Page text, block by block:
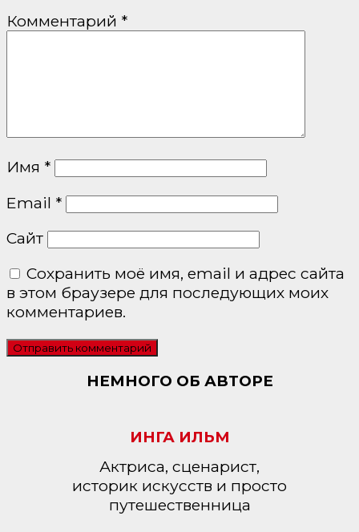
Комментарий *
Имя *
Email *
Сайт
Сохранить моё имя, email и адрес сайта
в этом браузере для последующих моих
комментариев.
НЕМНОГО ОБ АВТОРЕ
ИНГА ИЛЬМ
Актриса, сценарист,
историк искусств и просто
путешественница